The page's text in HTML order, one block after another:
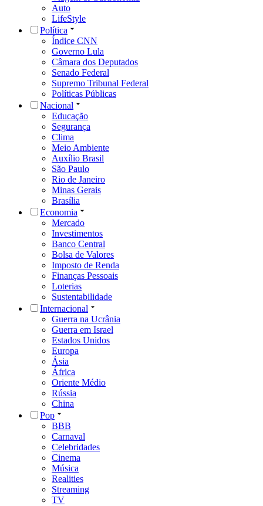
Auto
LifeStyle
Política
Índice CNN
Governo Lula
Câmara dos Deputados
Senado Federal
Supremo Tribunal Federal
Políticas Públicas
Nacional
Educação
Segurança
Clima
Meio Ambiente
Auxílio Brasil
São Paulo
Rio de Janeiro
Minas Gerais
Brasília
Economia
Mercado
Investimentos
Banco Central
Bolsa de Valores
Imposto de Renda
Finanças Pessoais
Loterias
Sustentabilidade
Internacional
Guerra na Ucrânia
Guerra em Israel
Estados Unidos
Europa
Ásia
África
Oriente Médio
Rússia
China
Pop
BBB
Carnaval
Celebridades
Cinema
Música
Realities
Streaming
TV